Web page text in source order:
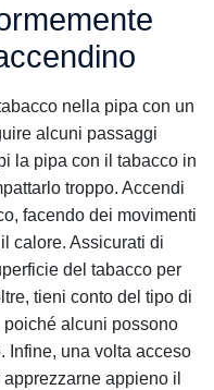
nella pipa con un
alcuni passaggi
la pipa con il tabacco in
troppo. Accendi
facendo dei movimenti
calore. Assicurati di
del tabacco per
tieni conto del tipo di
alcuni possono
Infine, una volta acceso
appieno il